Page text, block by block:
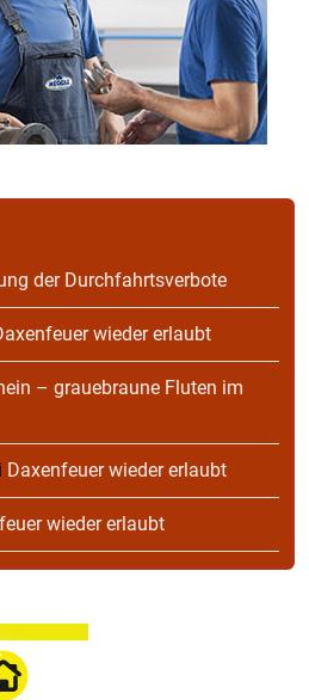
der Durchfahrtsverbote
wieder erlaubt
– grauebraune Fluten im
Daxenfeuer wieder erlaubt
wieder erlaubt